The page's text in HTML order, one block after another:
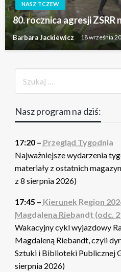
NASZ TCZEW
80. rocznica agresji ZSRR
Barbara Jackiewicz 18 września
Nasz program na dziś:
17:20 – Przegląd Tygodnia
Najważniejsze wydarzenia
materiały z ostatnich
z 8 sierpnia 2026)
17:45 – Kierunek Region
Magdalena Riebandt (odc.
Wakacyjny cykl wyjazdowy
Magdaleną Riebandt, czyli
Sztuki i Biblioteki Publicznej
sierpnia 2026)